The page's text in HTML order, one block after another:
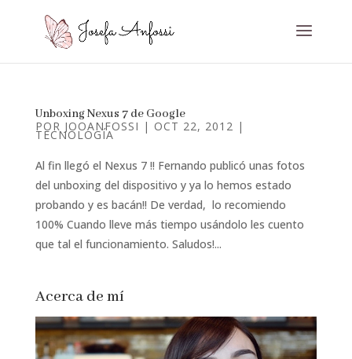
Unboxing Nexus 7 de Google
POR JOOANFOSSI | OCT 22, 2012 |
TECNOLOGÍA
Al fin llegó el Nexus 7 !! Fernando publicó unas fotos
del unboxing del dispositivo y ya lo hemos estado
probando y es bacán!! De verdad, lo recomiendo
100% Cuando lleve más tiempo usándolo les cuento
que tal el funcionamiento. Saludos!...
Acerca de mí